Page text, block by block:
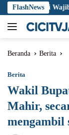
Langsung
ke
konten
FlashNews
Jambi Wajib Tahu!
Beranda Berita
Berita
Wakil
Mahir,
mengambil